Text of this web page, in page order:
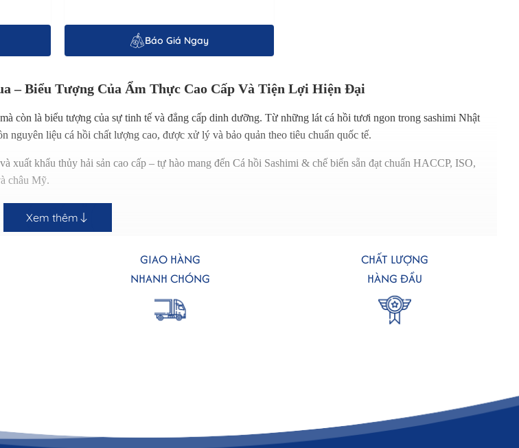
Báo Giá Ngay
– Biểu Tượng Của Ẩm Thực Cao Cấp Và Tiện Lợi Hiện Đại
còn là biểu tượng của sự tinh tế và đẳng cấp dinh dưỡng. Từ những lát cá hồi tươi ngon trong sashimi Nhật
nguyên liệu cá hồi chất lượng cao, được xử lý và bảo quản theo tiêu chuẩn quốc tế.
xuất khẩu thủy hải sản cao cấp – tự hào mang đến Cá hồi Sashimi & chế biến sẵn đạt chuẩn HACCP, ISO,
châu Mỹ.
khẩu trực tiếp từ Na Uy, Chile và Scotland – những vùng biển nổi tiếng với chất lượng cá hồi tốt nhất thế giới.
được xử lý, phi lê, và cấp đông nhanh bằng công nghệ IQF để giữ nguyên hương vị và dinh dưỡng tự nhiên.
Xem thêm
GIAO HÀNG
NHANH CHÓNG
CHẤT LƯỢNG
HÀNG ĐẦU